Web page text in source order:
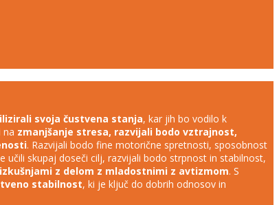
svoja čustvena stanja, kar jih bo vodilo k
na zmanjšanje stresa, razvijali bodo vztrajnost,
. Razvijali bodo fine motorične spretnosti, sposobnost
učili skupaj doseči cilj, razvijali bodo strpnost in stabilnost,
z delom z mladostnimi z avtizmom. S
stabilnost, ki je ključ do dobrih odnosov in